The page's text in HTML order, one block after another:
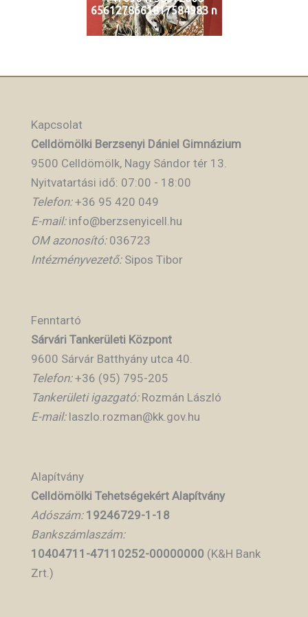
6561278661817584983 n
Kapcsolat
Celldömölki Berzsenyi Dániel Gimnázium
9500 Celldömölk, Nagy Sándor tér 13.
Nyitvatartási idő: 07:00 - 18:00
Telefon:+36 95 420 049
E-mail:info@berzsenyicell.hu
OM azonosító:036723
Intézményvezető:Sipos Tibor
Fenntartó
Sárvári Tankerületi Központ
9600 Sárvár Batthyány utca 40.
Telefon:+36 (95) 795-205
Tankerületi igazgató:Rozmán László
E-mail:laszlo.rozman@kk.gov.hu
Alapítvány
Celldömölki Tehetségekért Alapítvány
Adószám: 19246729-1-18
Bankszámlaszám:
10404711-47110252-00000000 (K&H Bank
Zrt.)